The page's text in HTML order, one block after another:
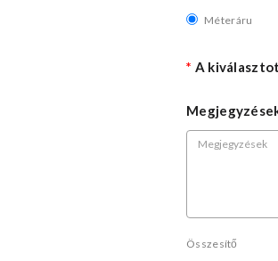
Méteráru
A
Összesítő